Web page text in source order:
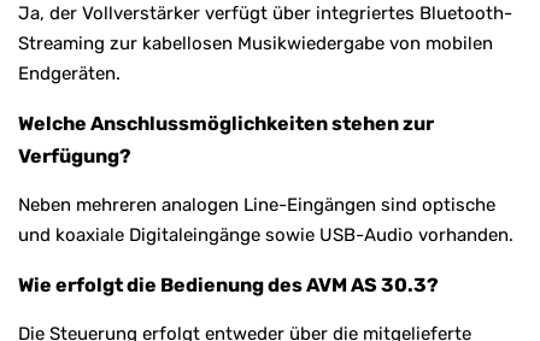
Ja, der Vollverstärker verfügt über integriertes Bluetooth-
Streaming zur kabellosen Musikwiedergabe von mobilen
Endgeräten.
Welche Anschlussmöglichkeiten stehen zur
Verfügung?
Neben mehreren analogen Line-Eingängen sind optische
und koaxiale Digitaleingänge sowie USB-Audio vorhanden.
Wie erfolgt die Bedienung des AVM AS 30.3?
Die Steuerung erfolgt entweder über die mitgelieferte